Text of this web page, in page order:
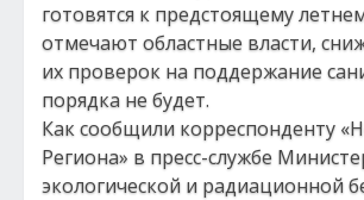
готовятся к предстоящему
отмечают областные власти,
их проверок на поддержание
порядка не будет.
Как сообщили корреспонденту
Региона» в пресс-службе
экологической и радиационной